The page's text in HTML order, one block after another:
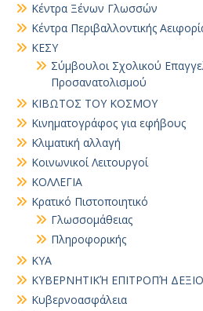
Κέντρα Ξένων Γλωσσών
Κέντρα Περιβαλλοντικής
ΚΕΣΥ
Σύμβουλοι Σχολικού
Προσανατολισμού
ΚΙΒΩΤΟΣ ΤΟΥ ΚΟΣΜΟΥ
Κινηματογράφος για εφήβους
Κλιματική αλλαγή
Κοινωνικοί Λειτουργοί
ΚΟΛΛΕΓΙΑ
Κρατικό Πιστοποιητικό
Γλωσσομάθειας
Πληροφορικής
ΚΥΑ
ΚΥΒΕΡΝΗΤΙΚΉ ΕΠΙΤΡΟΠΉ
Κυβερνοασφάλεια